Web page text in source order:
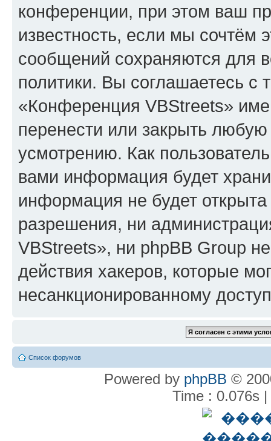
конференции, при этом ваш
известность, если мы сочтём
сообщений сохраняются для
политики. Вы соглашаетесь
«Конференция VBStreets»
перенести или закрыть
усмотрению. Как
вами информация будет
информация не будет
разрешения, ни
VBStreets», ни phpBB Group
действия хакеров, которые
несанкционированному
Список форумов
Powered by phpBB ©
Time : 0.076s